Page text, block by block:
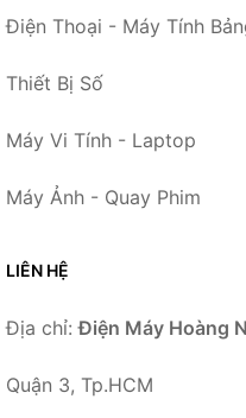
Điện Thoại - Máy Tính
Thiết Bị Số
Máy Vi Tính - Laptop
Máy Ảnh - Quay Phim
LIÊN HỆ
Địa chỉ:Điện Máy Hoàng
Quận 3, Tp.HCM